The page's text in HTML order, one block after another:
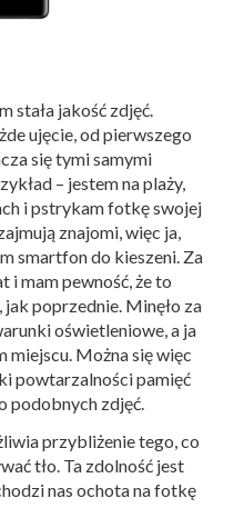
stała jakość zdjęć.
ujęcie, od pierwszego
się tymi samymi
– jestem na plaży,
i pstrykam fotkę swojej
znajomi, więc ja,
smartfon do kieszeni. Za
i mam pewność, że to
poprzednie. Minęło za
oświetleniowe, a ja
miejscu. Można się więc
powtarzalności pamięć
podobnych zdjęć.
przybliżenie tego, co
tło. Ta zdolność jest
nas ochota na fotkę